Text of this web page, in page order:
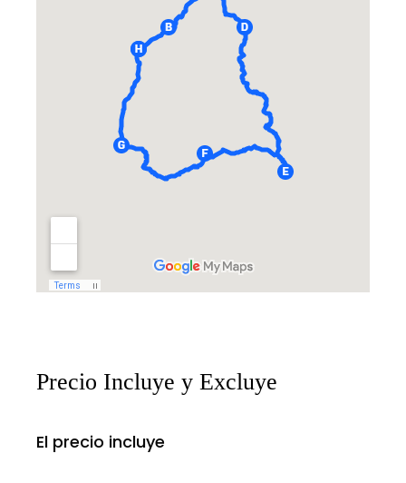
Precio Incluye y Excluye
El precio incluye